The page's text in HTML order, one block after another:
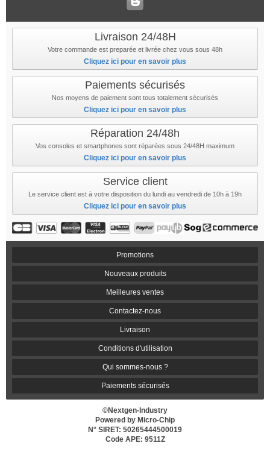
Livraison 24/48H
Votre commande est preparée et livrée chez vous sous 48h
Cliquez ici pour en savoir plus
Paiements sécurisés
Nos moyens de paiement sont tous totalement sécurisés
Cliquez ici pour en savoir plus
Réparation 24/48h
Vos consoles et smartphones sont réparées sous 24/48H maximum
Cliquez ici pour en savoir plus
Service client
Le service client est à votre disposition du lundi au vendredi de 10h à 19h
Cliquez ici pour en savoir plus
Promotions
Nouveaux produits
Meilleures ventes
Contactez-nous
Livraison
Conditions d'utilisation
Qui sommes-nous ?
Paiements sécurisés
©Nextgen-Industry
Powered by Micro-Chip
N° SIRET: 50265444500019
Code APE: 9511Z